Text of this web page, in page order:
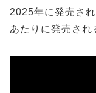
2025年に発売さ
あたりに発売され